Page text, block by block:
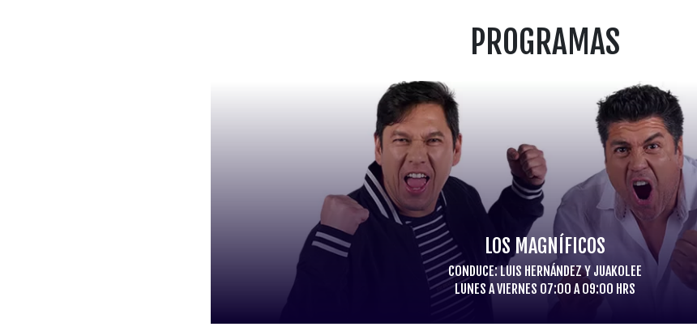
PROGRAMAS
LOS MAGNÍFICOS
CONDUCE: LUIS HERNÁNDEZ Y JUAKOLEE
LUNES A VIERNES 07:00 A 09:00 HRS